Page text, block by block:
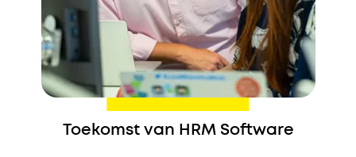
Toekomst van HRM Software